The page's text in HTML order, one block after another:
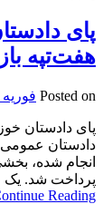
پای
هفت‌تپه
Posted on فوریه 18, 2018
پای دادستان
دادستان عمومی
انجام شده،
پرداخت شد. یک
Reading